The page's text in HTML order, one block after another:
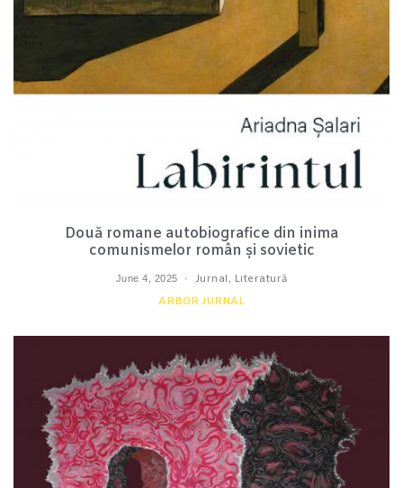
Două romane autobiografice din inima
comunismelor român și sovietic
June 4, 2025 Jurnal Literatură
ARBOR JURNAL